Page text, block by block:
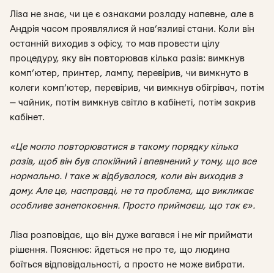
Ліза не знає, чи це є ознаками розладу напевне, але в
Андрія часом проявлялися й нав’язливі стани. Коли він
останній виходив з офісу, то мав провести цілу
процедуру, яку він повторював кілька разів: вимкнув
комп’ютер, принтер, лампу, перевірив, чи вимкнуто в
колеги комп’ютер, перевірив, чи вимкнув обігрівач, потім
— чайник, потім вимкнув світло в кабінеті, потім закрив
кабінет.
«Це могло повторюватися в такому порядку кілька
разів, щоб він був спокійний і впевнений у тому, що все
нормально. І таке ж відбувалося, коли він виходив з
дому. Але це, насправді, не та проблема, що викликає
особливе занепокоєння. Просто приймаєш, що так є».
Ліза розповідає, що він дуже вагався і не міг приймати
рішення. Пояснює: йдеться не про те, що людина
боїться відповідальності, а просто не може вибрати.